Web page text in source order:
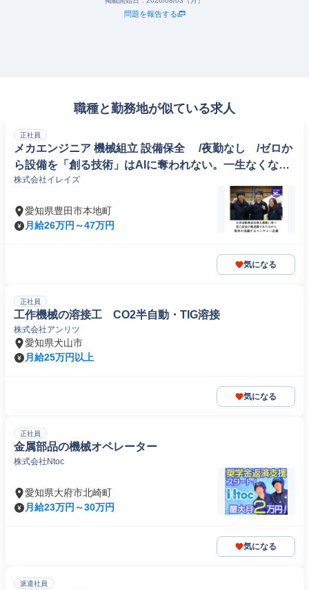
問題を報告する
職種と勤務地が似ている求人
正社員
メカエンジニア 機械組立 設備保全 /夜勤なし /ゼロか
ら設備を「創る技術」はAIに奪われない。一生なくなら
ない仕事で、絶対に食いっぱぐれない。 /日本語レベル
株式会社イレイズ
愛知県豊田市本地町
月給26万円～47万円
気になる
正社員
工作機械の溶接工 CO2半自動・TIG溶接
株式会社アンリツ
愛知県犬山市
月給25万円以上
気になる
正社員
金属部品の機械オペレーター
株式会社Ntoc
愛知県大府市北崎町
月給23万円～30万円
気になる
派遣社員